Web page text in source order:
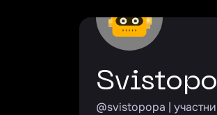
@svistopopa |